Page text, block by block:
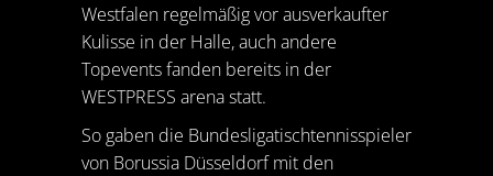
Westfalen regelmäßig vor ausverkaufter
Kulisse in der Halle, auch andere
Topevents fanden bereits in der
WESTPRESS arena statt.
So gaben die Bundesligatischtennisspieler
von Borussia Düsseldorf mit den